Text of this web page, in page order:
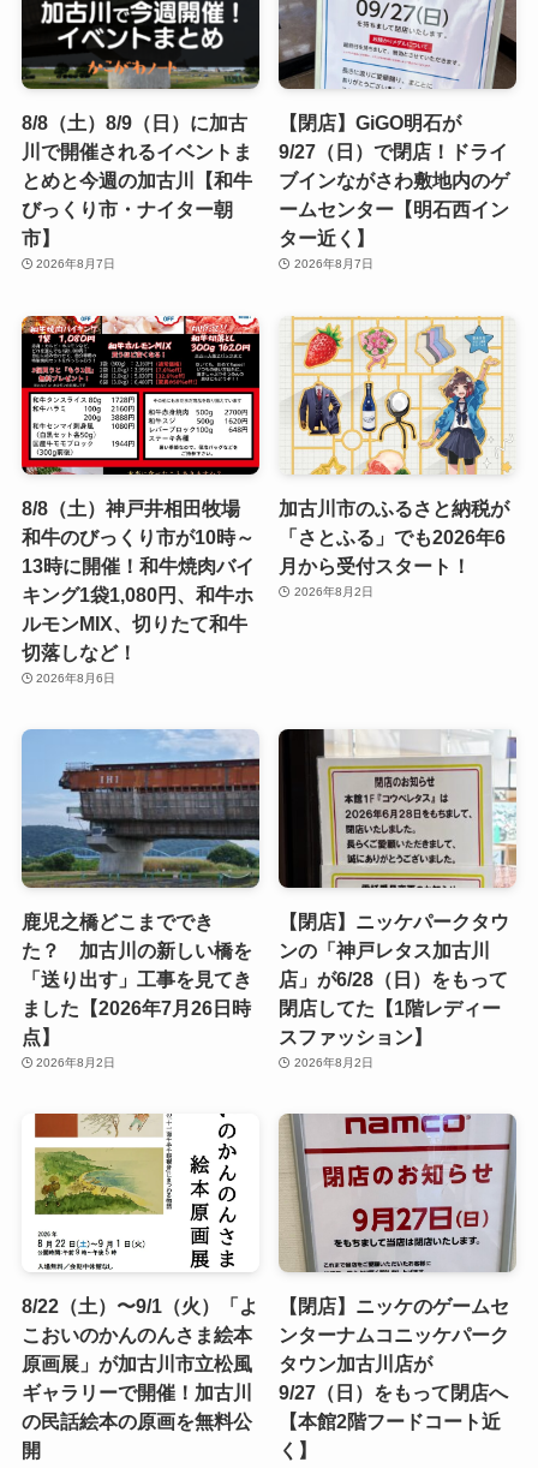
8/8（土）8/9（日）に加古
川で開催されるイベントま
とめと今週の加古川【和牛
びっくり市・ナイター朝
市】
2026年8月7日
【閉店】GiGO明石が
9/27（日）で閉店！ドライ
ブインながさわ敷地内のゲ
ームセンター【明石西イン
ター近く】
2026年8月7日
8/8（土）神戸井相田牧場
和牛のびっくり市が10時～
13時に開催！和牛焼肉バイ
キング1袋1,080円、和牛ホ
ルモンMIX、切りたて和牛
切落しなど！
2026年8月6日
加古川市のふるさと納税が
「さとふる」でも2026年6
月から受付スタート！
2026年8月2日
鹿児之橋どこまででき
た？ 加古川の新しい橋を
「送り出す」工事を見てき
ました【2026年7月26日時
点】
2026年8月2日
【閉店】ニッケパークタウ
ンの「神戸レタス加古川
店」が6/28（日）をもって
閉店してた【1階レディー
スファッション】
2026年8月2日
8/22（土）〜9/1（火）「よ
こおいのかんのんさま絵本
原画展」が加古川市立松風
ギャラリーで開催！加古川
の民話絵本の原画を無料公
開
【閉店】ニッケのゲームセ
ンターナムコニッケパーク
タウン加古川店が
9/27（日）をもって閉店へ
【本館2階フードコート近
く】